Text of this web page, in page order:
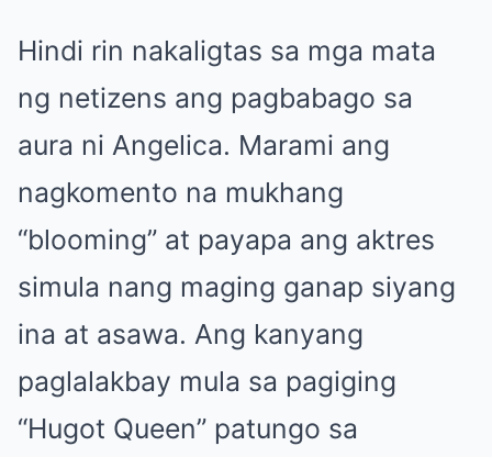
Hindi rin nakaligtas sa mga mata
ng netizens ang pagbabago sa
aura ni Angelica. Marami ang
nagkomento na mukhang
“blooming” at payapa ang aktres
simula nang maging ganap siyang
ina at asawa. Ang kanyang
paglalakbay mula sa pagiging
“Hugot Queen” patungo sa